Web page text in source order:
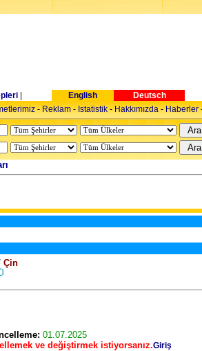
| English Deutsch
-Reklam-Istatistik-Hakkımızda-Haberler
Çin
01.07.2025
ve değiştirmek istiyorsanız.Giriş